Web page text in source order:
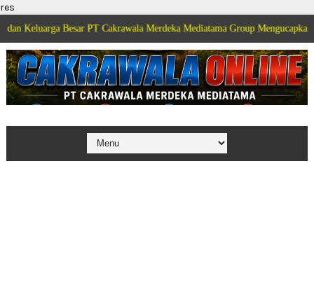
res
Besar PT Cakrawala Merdeka Mediatama Group Mengucapkan Selamat